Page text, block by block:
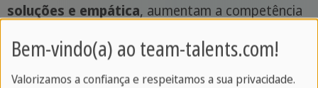
soluções e empática, aumentam a competência
problemas e uma colaboração duradoura.
Bem-vindo(a) ao team-talents.com!
Valorizamos a confiança e respeitamos a sua privacidade.